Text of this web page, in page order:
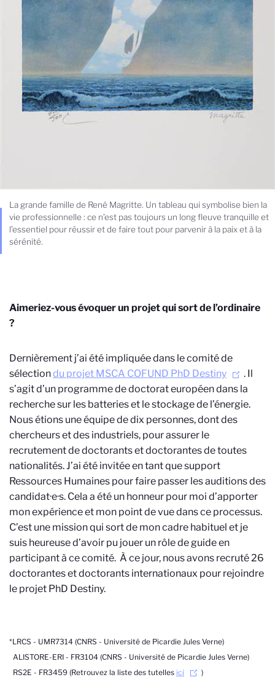
La grande famille de René Magritte. Un tableau qui symbolise bien la
vie professionnelle : ce n’est pas toujours un long fleuve tranquille et
l’essentiel pour réussir et de faire tout pour parvenir à la paix et à la
sérénité.
Aimeriez-vous évoquer un projet qui sort de l’ordinaire
?
Dernièrement j’ai été impliquée dans le comité de
sélectiondu projet MSCA COFUND PhD Destiny
. Il
s’agit d’un programme de doctorat européen dans la
recherche sur les batteries et le stockage de l’énergie.
Nous étions une équipe de dix personnes, dont des
chercheurs et des industriels, pour assurer le
recrutement de doctorants et doctorantes de toutes
nationalités. J’ai été invitée en tant que support
Ressources Humaines pour faire passer les auditions des
candidat·e·s. Cela a été un honneur pour moi d’apporter
mon expérience et mon point de vue dans ce processus.
C’est une mission qui sort de mon cadre habituel et je
suis heureuse d’avoir pu jouer un rôle de guide en
participant à ce comité. À ce jour, nous avons recruté 26
doctorantes et doctorants internationaux pour rejoindre
le projet PhD Destiny.
*LRCS - UMR7314 (CNRS - Université de Picardie Jules Verne)
ALISTORE-ERI - FR3104 (CNRS - Université de Picardie Jules Verne)
RS2E - FR3459 (Retrouvez la liste des tutelles ici )